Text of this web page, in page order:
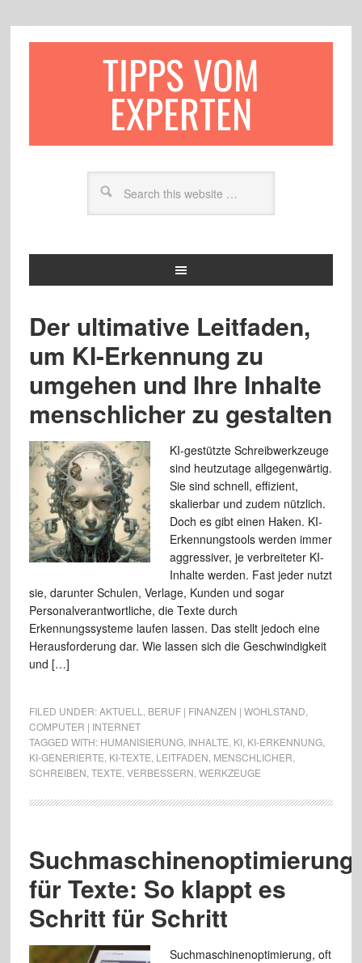
TIPPS VOM
EXPERTEN
Der ultimative Leitfaden,
um KI-Erkennung zu
umgehen und Ihre Inhalte
menschlicher zu gestalten
KI-gestützte Schreibwerkzeuge
sind heutzutage allgegenwärtig.
Sie sind schnell, effizient,
skalierbar und zudem nützlich.
Doch es gibt einen Haken. KI-
Erkennungstools werden immer
aggressiver, je verbreiteter KI-
Inhalte werden. Fast jeder nutzt
sie, darunter Schulen, Verlage, Kunden und sogar
Personalverantwortliche, die Texte durch
Erkennungssysteme laufen lassen. Das stellt jedoch eine
Herausforderung dar. Wie lassen sich die Geschwindigkeit
und […]
FILED UNDER:AKTUELL BERUF | FINANZEN | WOHLSTAND
COMPUTER | INTERNET
TAGGED WITH: HUMANISIERUNG, INHALTE KI, KI-ERKENNUNG,
KI-GENERIERTE KI-TEXTE LEITFADEN MENSCHLICHER
SCHREIBEN TEXTE VERBESSERN WERKZEUGE
Suchmaschinenoptimierung
für Texte: So klappt es
Schritt für Schritt
Suchmaschinenoptimierung, oft